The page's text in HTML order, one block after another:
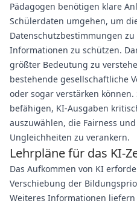
Pädagogen benötigen klare
Schülerdaten umgehen, um
Datenschutzbestimmungen
Informationen zu schützen.
größter Bedeutung zu
bestehende gesellschaftliche
oder sogar verstärken
befähigen, KI-Ausgaben
auszuwählen, die Fairness
Ungleichheiten zu verankern.
Lehrpläne für das KI-
Das Aufkommen von KI
Verschiebung der
Weiteres Informationen